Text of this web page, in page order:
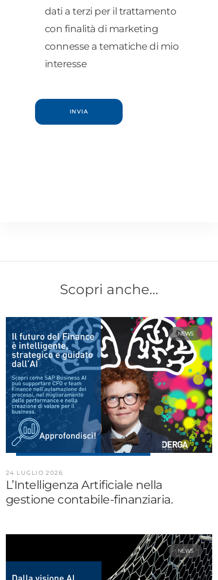
dati a terzi per il trattamento
con finalità di marketing
connesse a tematiche di mio
interesse
Scopri anche…
NEWS
24 LUGLIO 2026
L’Intelligenza Artificiale nella
gestione contabile-finanziaria.
NEWS